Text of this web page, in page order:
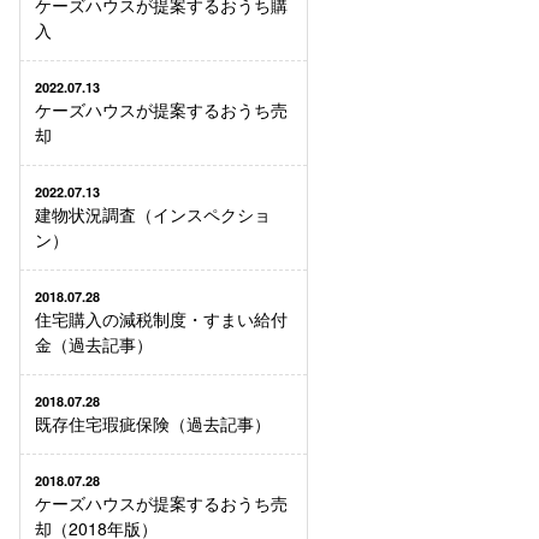
ケーズハウスが提案するおうち購
入
2022.07.13
ケーズハウスが提案するおうち売
却
2022.07.13
建物状況調査（インスペクショ
ン）
2018.07.28
住宅購入の減税制度・すまい給付
金（過去記事）
2018.07.28
既存住宅瑕疵保険（過去記事）
2018.07.28
ケーズハウスが提案するおうち売
却（2018年版）